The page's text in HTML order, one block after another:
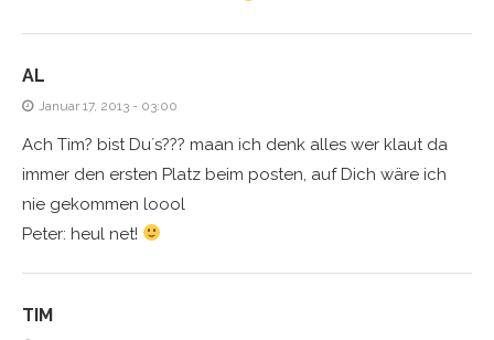
AL
Januar 17, 2013 - 03:00
Ach Tim? bist Du´s??? maan ich denk alles wer klaut da
immer den ersten Platz beim posten, auf Dich wäre ich
nie gekommen loool
Peter: heul net!
TIM